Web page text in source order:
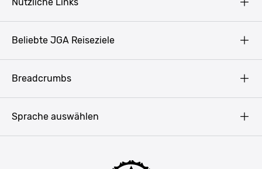
Nützliche Links
Presse
Beliebte JGA Reiseziele
Bukarest
Breadcrumbs
Sprache auswählen